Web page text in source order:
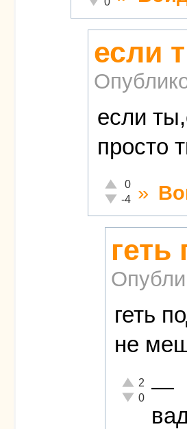
если
если
просто
Отлично!
0
Неадекватно!
-4 »
геть
не
Отлично!
2
Неадекватно!
0 —